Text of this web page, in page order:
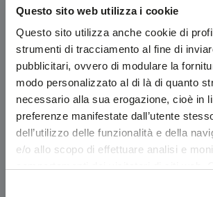
Questo sito web utilizza i cookie
Questo sito utilizza anche cookie di
strumenti di tracciamento al fine di
pubblicitari, ovvero di modulare la
modo personalizzato al di là di quanto
necessario alla sua erogazione, cioè in
preferenze manifestate dall’utente
dell’utilizzo delle funzionalità e della
e/o allo scopo di effettuare analisi e